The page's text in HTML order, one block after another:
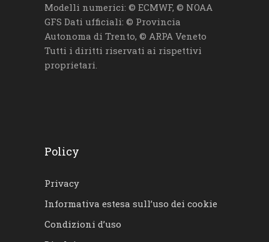
Modelli numerici: © ECMWF, © NOAA
GFS Dati ufficiali: © Provincia
Autonoma di Trento, © ARPA Veneto
Tutti i diritti riservati ai rispettivi
proprietari.
Policy
Privacy
Informativa estesa sull’uso dei cookie
Condizioni d’uso